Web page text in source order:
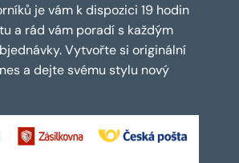
je vám k dispozici 19 hodin
a rád vám poradí s každým
Vytvořte si originální
a dejte svému stylu nový